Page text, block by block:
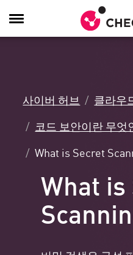
탐
색
사이버 허브
클라우
코드 보안이란 무엇
What is Secret
What